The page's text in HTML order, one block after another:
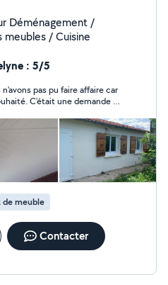
/
des meubles / Cuisine
: 5/5
pas pu faire affaire car
au
de meuble
Contacter